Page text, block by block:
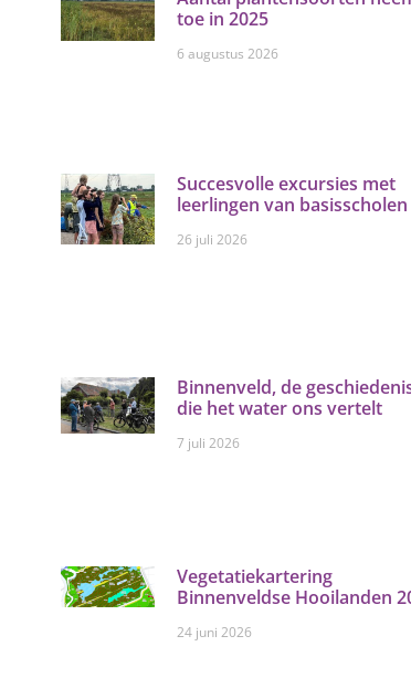
toe in 2025
6 augustus 2026
Succesvolle excursies met
leerlingen van basisscholen
26 juli 2026
Binnenveld, de
die het water ons vertelt
7 juli 2026
Vegetatiekartering
Binnenveldse Hooilanden
24 juni 2026